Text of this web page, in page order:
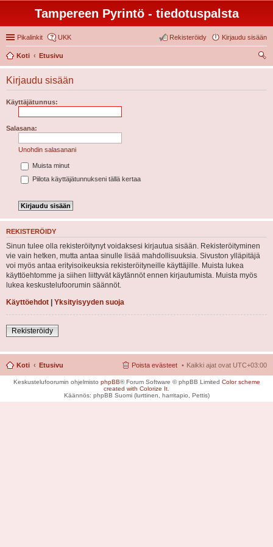
Tampereen Pyrintö - tiedotuspalsta
Pikalinkit UKK Kirjaudu sisään
Rekisteröidy
Koti
Etusivu
tsi
Kirjaudu sisään
Käyttäjätunnus:
Salasana:
Unohdin salasanani
Muista minut
Piilota käyttäjätunnukseni tällä kertaa
REKISTERÖIDY
Sinun tulee olla rekisteröitynyt voidaksesi kirjautua sisään. Rekisteröityminen
vie vain hetken, mutta antaa sinulle lisää mahdollisuuksia. Sivuston ylläpitäjä
voi myös antaa erityisoikeuksia rekisteröityneille käyttäjille. Muista lukea
käyttöehtomme ja siihen liittyvät käytännöt ennen kirjautumista. Muista myös
lukea keskustelufoorumin säännöt.
Käyttöehdot | Yksityisyyden suoja
Rekisteröidy
Koti Etusivu Kaikki ajat ovat UTC+03:00
Poista evästeet
Keskustelufoorumin ohjelmisto phpBB® Forum Software © phpBB Limited Color scheme
created with Colorize It
Käännös: phpBB Suomi (lurttinen, harritapio, Pettis)